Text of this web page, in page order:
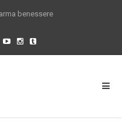
benessere